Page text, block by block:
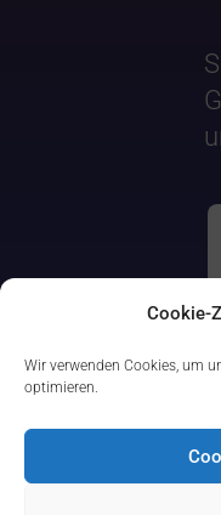
Cookie-
Wir verwenden Cookies, um
optimieren.